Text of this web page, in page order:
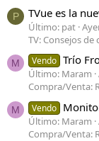
P TVue es la
Último: pat
TV: Consejos
M Vendo Trío
Último: Maram
Compra/Venta:
M Vendo
Último: Maram
Compra/Venta: